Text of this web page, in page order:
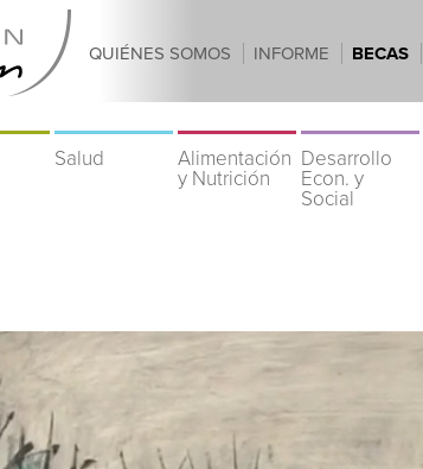
QUIÉNES SOMOS INFORME BECAS
Salud
Alimentación
y Nutrición
Desarrollo
Econ. y
Social